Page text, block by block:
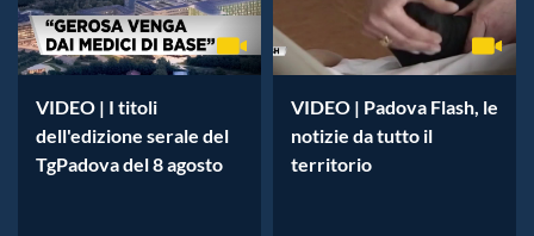
VIDEO | I titoli
dell'edizione serale del
TgPadova del 8 agosto
VIDEO | Padova Flash, le
notizie da tutto il
territorio